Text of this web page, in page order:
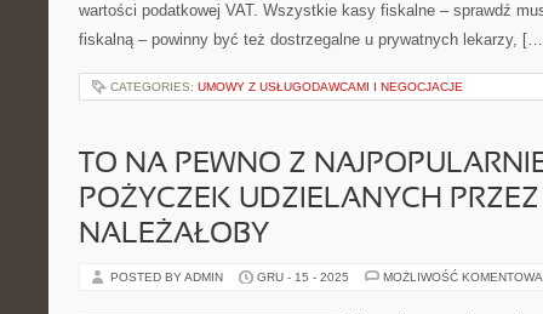
wartości podatkowej VAT. Wszystkie kasy fiskalne – sprawdź
fiskalną – powinny być też dostrzegalne u prywatnych lekarzy,
CATEGORIES: UMOWY Z USŁUGODAWCAMI I NEGOCJACJE
TO NA PEWNO Z
POŻYCZEK UDZIELANYCH PRZEZ
NALEŻAŁOBY
POSTED BY ADMIN GRU - 15 - 2025 MOŻLIWOŚĆ